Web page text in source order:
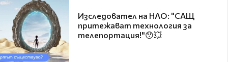
Изследовател на НЛО: "САЩ
притежават технология за
телепортация!"😯💥